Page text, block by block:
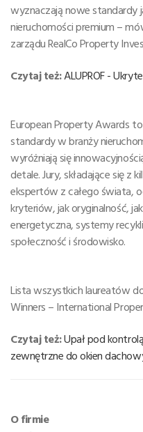
wyznaczają nowe standardy
nieruchomości premium –
zarządu RealCo Property
Czytaj też:ALUPROF -
European Property Awards
standardy w branży
wyróżniają się
detale. Jury, składające się z
ekspertów z całego świata,
kryteriów, jak oryginalność,
energetyczna, systemy
społeczność i środowisko.
Lista wszystkich laureatów
Winners – International
Czytaj też:Upał pod
zewnętrzne do okien
O firmie